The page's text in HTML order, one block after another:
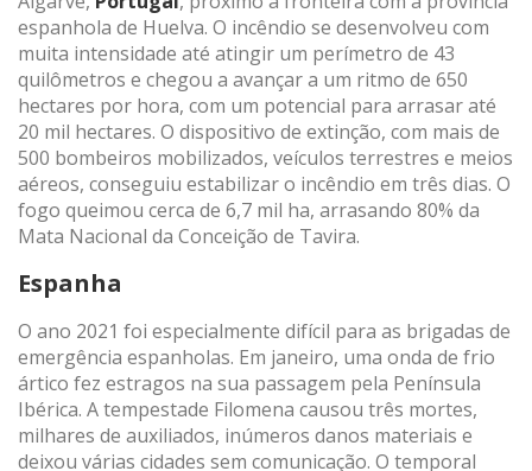
espanhola de Huelva. O incêndio se desenvolveu com
muita intensidade até atingir um perímetro de 43
quilômetros e chegou a avançar a um ritmo de 650
hectares por hora, com um potencial para arrasar até
20 mil hectares. O dispositivo de extinção, com mais de
500 bombeiros mobilizados, veículos terrestres e meios
aéreos, conseguiu estabilizar o incêndio em três dias. O
fogo queimou cerca de 6,7 mil ha, arrasando 80% da
Mata Nacional da Conceição de Tavira.
Espanha
O ano 2021 foi especialmente difícil para as brigadas de
emergência espanholas. Em janeiro, uma onda de frio
ártico fez estragos na sua passagem pela Península
Ibérica. A tempestade Filomena causou três mortes,
milhares de auxiliados, inúmeros danos materiais e
deixou várias cidades sem comunicação. O temporal